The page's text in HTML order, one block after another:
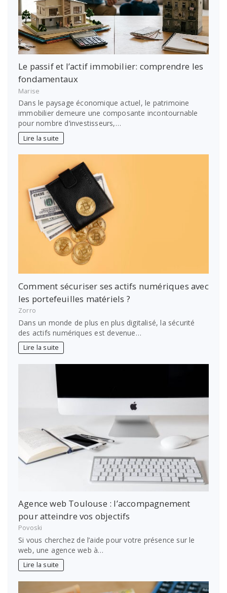
Le passif et l’actif immobilier: comprendre les
fondamentaux
Marise
Dans le paysage économique actuel, le patrimoine
immobilier demeure une composante incontournable
pour nombre d’investisseurs,…
Lire la suite
Comment sécuriser ses actifs numériques avec
les portefeuilles matériels ?
Zorro
Dans un monde de plus en plus digitalisé, la sécurité
des actifs numériques est devenue…
Lire la suite
Agence web Toulouse : l’accompagnement
pour atteindre vos objectifs
Povoski
Si vous cherchez de l’aide pour votre présence sur le
web, une agence web à…
Lire la suite